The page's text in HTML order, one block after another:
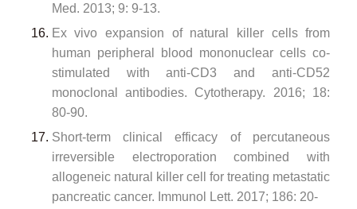
Med. 2013; 9: 9-13.
Ex vivo expansion of natural killer cells from
human peripheral blood mononuclear cells co-
stimulated with anti-CD3 and anti-CD52
monoclonal antibodies. Cytotherapy. 2016; 18:
80-90.
Short‑term clinical efficacy of percutaneous
irreversible electroporation combined with
allogeneic natural killer cell for treating metastatic
pancreatic cancer. Immunol Lett. 2017; 186: 20‑